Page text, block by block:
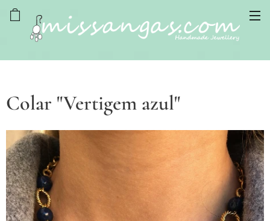
Colar "Vertigem azul"